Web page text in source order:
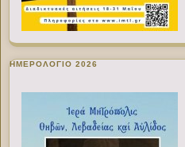
ΗΜΕΡΟΛΟΓΙΟ 2026